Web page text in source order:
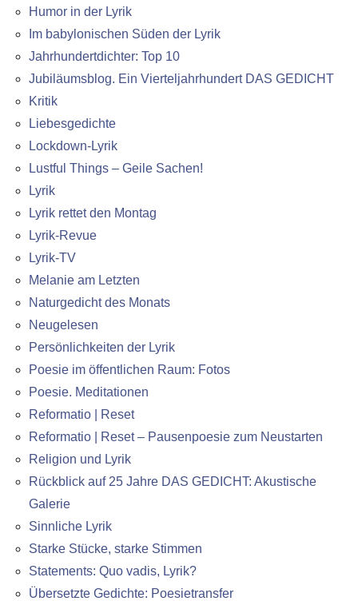
Humor in der Lyrik
Im babylonischen Süden der Lyrik
Jahrhundertdichter: Top 10
Jubiläumsblog. Ein Vierteljahrhundert DAS GEDICHT
Kritik
Liebesgedichte
Lockdown-Lyrik
Lustful Things – Geile Sachen!
Lyrik
Lyrik rettet den Montag
Lyrik-Revue
Lyrik-TV
Melanie am Letzten
Naturgedicht des Monats
Neugelesen
Persönlichkeiten der Lyrik
Poesie im öffentlichen Raum: Fotos
Poesie. Meditationen
Reformatio | Reset
Reformatio | Reset – Pausenpoesie zum Neustarten
Religion und Lyrik
Rückblick auf 25 Jahre DAS GEDICHT: Akustische
Galerie
Sinnliche Lyrik
Starke Stücke, starke Stimmen
Statements: Quo vadis, Lyrik?
Übersetzte Gedichte: Poesietransfer